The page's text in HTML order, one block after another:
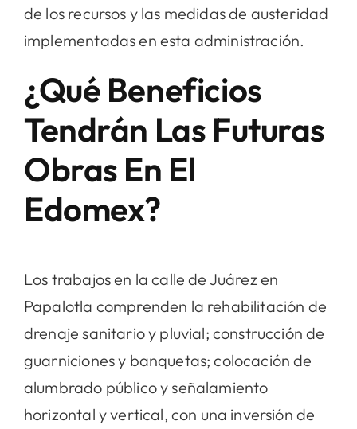
de los recursos y las medidas de austeridad
implementadas en esta administración.
¿Qué Beneficios
Tendrán Las Futuras
Obras En El
Edomex?
Los trabajos en la calle de Juárez en
Papalotla comprenden la rehabilitación de
drenaje sanitario y pluvial; construcción de
guarniciones y banquetas; colocación de
alumbrado público y señalamiento
horizontal y vertical, con una inversión de